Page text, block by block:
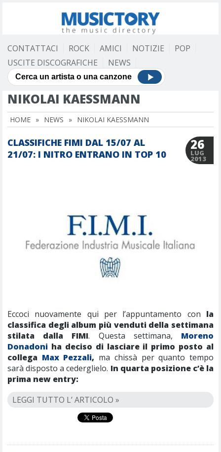
CONTATTACI ROCK AMICI NOTIZIE
POP
USCITE DISCOGRAFICHE
NEWS
NIKOLAI KAESSMANN
HOME » NEWS » NIKOLAI KAESSMANN
CLASSIFICHE FIMI DAL 15/07 AL
21/07: I NITRO ENTRANO IN TOP 10
26
LUG
2013
Eccoci nuovamente qui per l’appuntamento con la
classifica degli album più venduti della settimana
stilata dalla FIMI. Questa settimana, Moreno
Donadoni ha deciso di lasciare il primo posto al
collega Max Pezzali, ma chissà per quanto tempo
sarà disposto a cederglielo. In quarta posizione c’è la
prima new entry:
LEGGI TUTTO L’ ARTICOLO »